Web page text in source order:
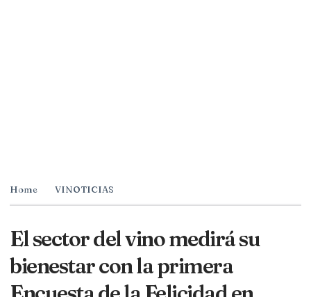
Home VINOTICIAS
El sector del vino medirá su
bienestar con la primera